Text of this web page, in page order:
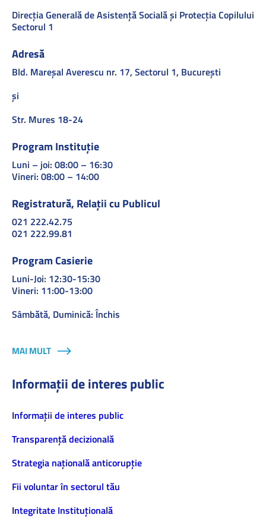
Direcţia Generală de Asistenţă Socială şi Protecţia Copilului
Sectorul 1
Adresă
Bld. Mareşal Averescu nr. 17, Sectorul 1, Bucureşti
și
Str. Mures 18-24
Program Instituție
Luni – joi: 08:00 – 16:30
Vineri: 08:00 – 14:00
Registratură, Relații cu Publicul
021 222.42.75
021 222.99.81
Program Casierie
Luni-Joi: 12:30-15:30
Vineri: 11:00-13:00
Sâmbătă, Duminică: Închis
MAI MULT
Informații de interes public
Informaţii de interes public
Transparență decizională
Strategia națională anticorupție
Fii voluntar în sectorul tău
Integritate Instituțională